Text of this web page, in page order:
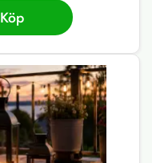
Köp